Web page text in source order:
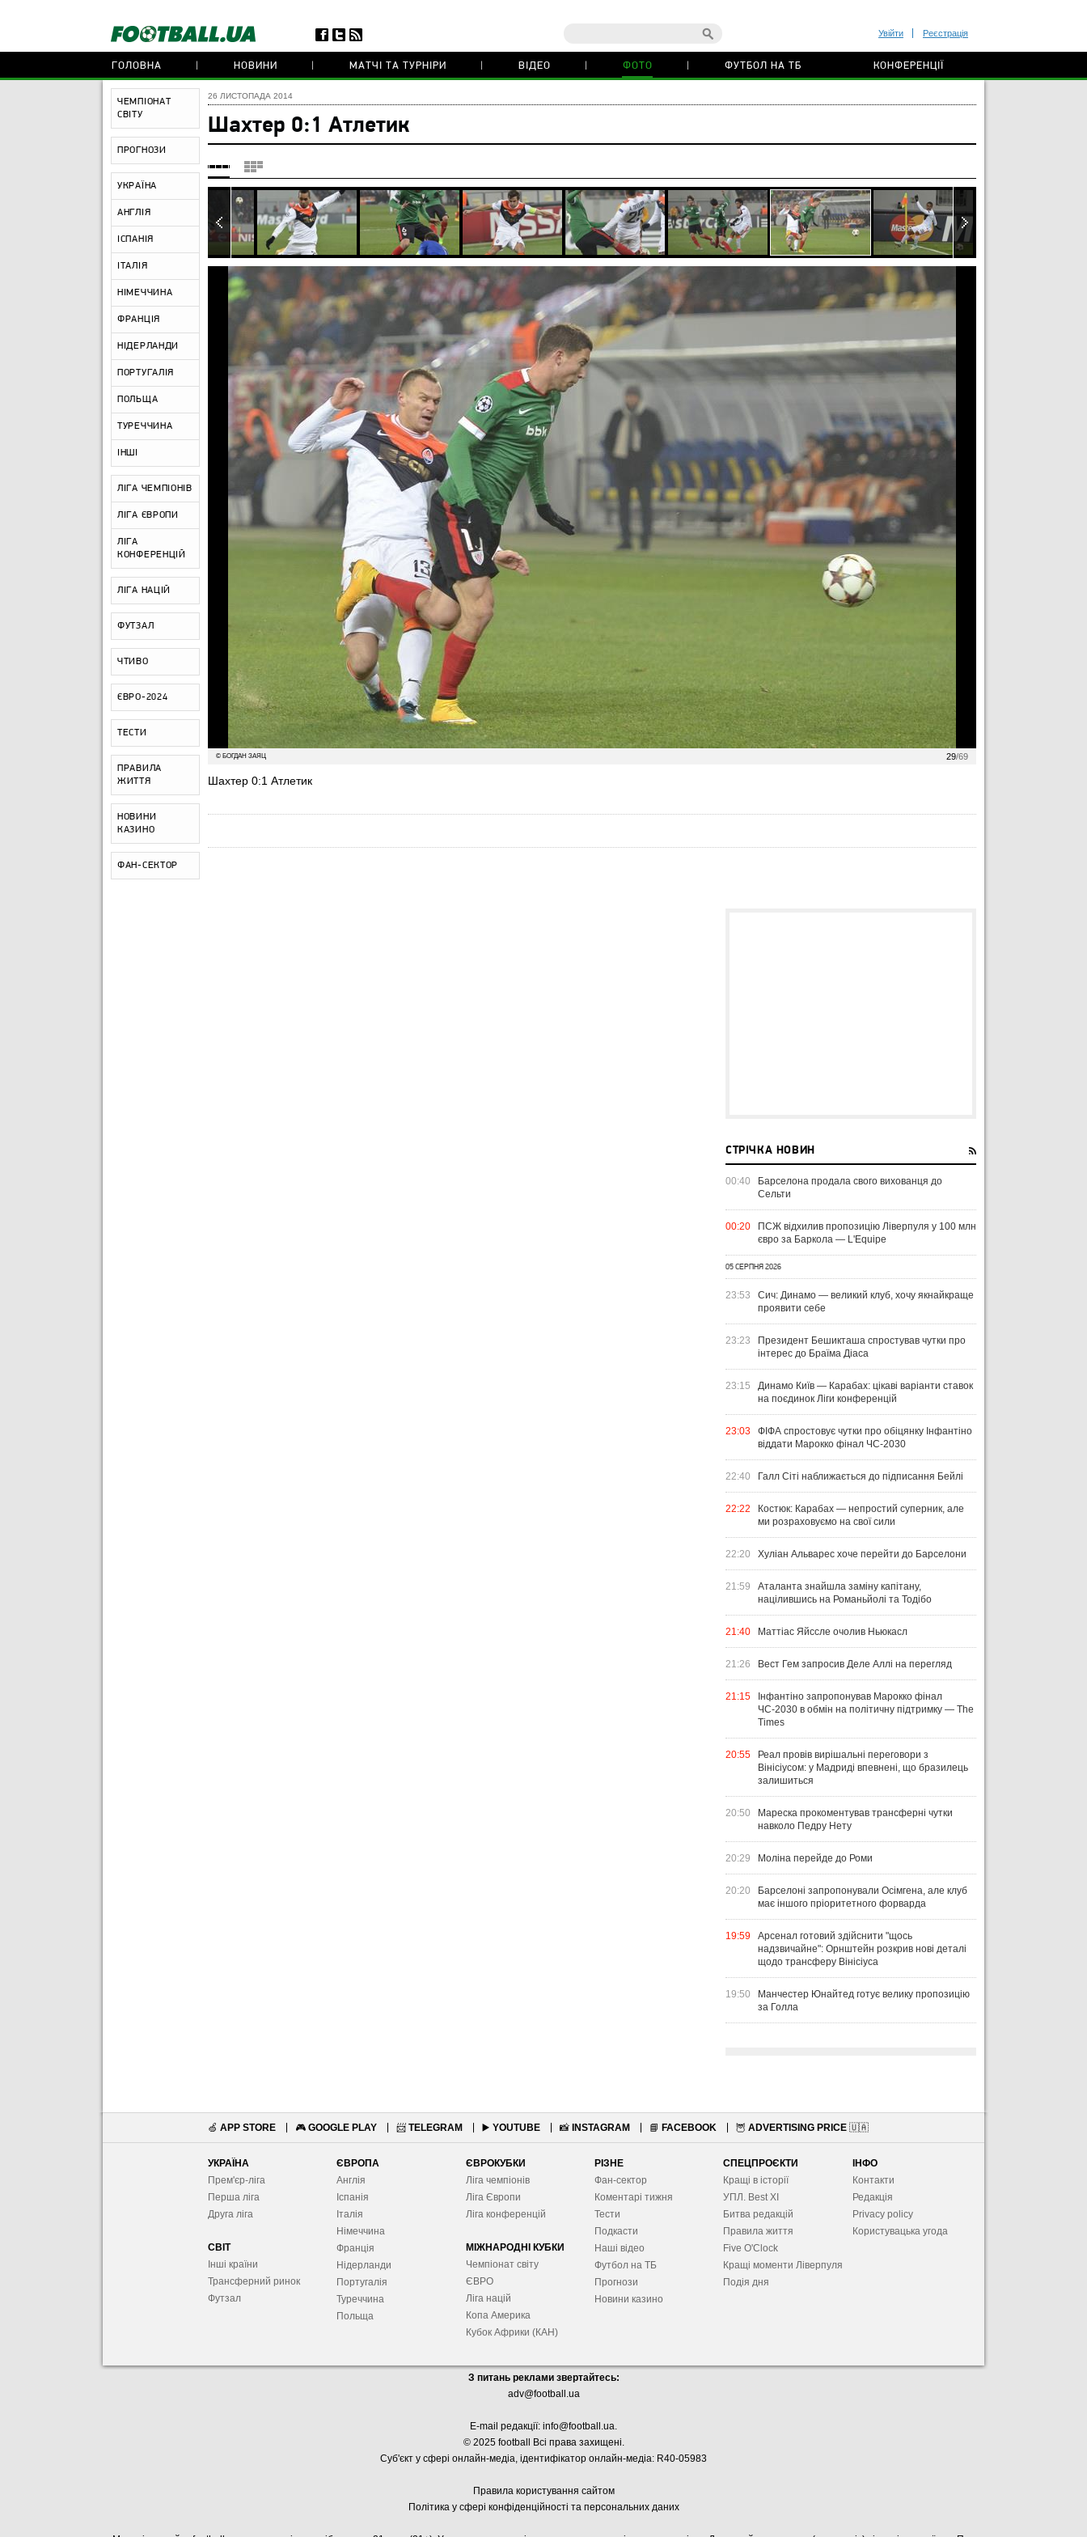
Увійти Реєстрація
ГОЛОВНА НОВИНИ МАТЧІ ТА ТУРНІРИ ВІДЕО ФОТО ФУТБОЛ НА ТБ КОНФЕРЕНЦІЇ
ЧЕМПІОНАТ
СВІТУ
ПРОГНОЗИ
УКРАЇНА
АНГЛІЯ
ІСПАНІЯ
ІТАЛІЯ
НІМЕЧЧИНА
ФРАНЦІЯ
НІДЕРЛАНДИ
ПОРТУГАЛІЯ
ПОЛЬЩА
ТУРЕЧЧИНА
ІНШІ
ЛІГА ЧЕМПІОНІВ
ЛІГА ЄВРОПИ
ЛІГА
КОНФЕРЕНЦІЙ
ЛІГА НАЦІЙ
ФУТЗАЛ
ЧТИВО
ЄВРО-2024
ТЕСТИ
ПРАВИЛА
ЖИТТЯ
НОВИНИ
КАЗИНО
ФАН-СЕКТОР
26 ЛИСТОПАДА 2014
Шахтер 0:1 Атлетик
29/69
© БОГДАН ЗАЯЦ
Шахтер 0:1 Атлетик
СТРІЧКА НОВИН
00:40
Барселона продала свого вихованця до
Сельти
00:20
ПСЖ відхилив пропозицію Ліверпуля у 100 млн
євро за Баркола — L'Equipe
05 СЕРПНЯ 2026
23:53
Сич: Динамо — великий клуб, хочу якнайкраще
проявити себе
23:23
Президент Бешикташа спростував чутки про
інтерес до Браїма Діаса
23:15
Динамо Київ — Карабах: цікаві варіанти ставок
на поєдинок Ліги конференцій
23:03
ФІФА спростовує чутки про обіцянку Інфантіно
віддати Марокко фінал ЧС-2030
22:40 Галл Сіті наближається до підписання Бейлі
22:22
Костюк: Карабах — непростий суперник, але
ми розраховуємо на свої сили
22:20 Хуліан Альварес хоче перейти до Барселони
21:59
Аталанта знайшла заміну капітану,
націлившись на Романьйолі та Тодібо
21:40 Маттіас Яйссле очолив Ньюкасл
21:26 Вест Гем запросив Деле Аллі на перегляд
21:15
Інфантіно запропонував Марокко фінал
ЧС-2030 в обмін на політичну підтримку — The
Times
20:55
Реал провів вирішальні переговори з
Вінісіусом: у Мадриді впевнені, що бразилець
залишиться
20:50
Мареска прокоментував трансферні чутки
навколо Педру Нету
20:29 Моліна перейде до Роми
20:20
Барселоні запропонували Осімгена, але клуб
має іншого пріоритетного форварда
19:59
Арсенал готовий здійснити "щось
надзвичайне": Орнштейн розкрив нові деталі
щодо трансферу Вінісіуса
19:50
Манчестер Юнайтед готує велику пропозицію
за Голла
🍏 APP STORE 🎮 GOOGLE PLAY 📨 TELEGRAM ▶️ YOUTUBE 📸 INSTAGRAM 📘 FACEBOOK 🦉 ADVERTISING PRICE 🇺🇦
УКРАЇНА
Прем'єр-ліга
Перша ліга
Друга ліга
СВІТ
Інші країни
Трансферний ринок
Футзал
ЄВРОПА
Англія
Іспанія
Італія
Німеччина
Франція
Нідерланди
Португалія
Туреччина
Польща
ЄВРОКУБКИ
Ліга чемпіонів
Ліга Європи
Ліга конференцій
МІЖНАРОДНІ КУБКИ
Чемпіонат світу
ЄВРО
Ліга націй
Копа Америка
Кубок Африки (КАН)
РІЗНЕ
Фан-сектор
Коментарі тижня
Тести
Подкасти
Наші відео
Футбол на ТБ
Прогнози
Новини казино
СПЕЦПРОЄКТИ
Кращі в історії
УПЛ. Best XІ
Битва редакцій
Правила життя
Five O'Clock
Кращі моменти Ліверпуля
Подія дня
ІНФО
Контакти
Редакція
Privacy policy
Користувацька угода
З питань реклами звертайтесь:
adv@football.ua
E-mail редакції: info@football.ua.
© 2025 football Всі права захищені.
Суб'єкт у сфері онлайн-медіа, ідентифікатор онлайн-медіа: R40-05983
Правила користування сайтом
Політика у сфері конфіденційності та персональних даних